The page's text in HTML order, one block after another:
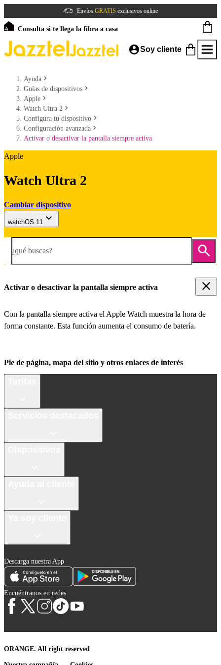
Envíos GRATIS exclusivos online
Consulta si te llega la fibra a casa
Soy cliente
Ayuda
Guías de dispositivos
Apple
Watch Ultra 2
Configura tu dispositivo
Configuración avanzada
Activar o desactivar la pantalla siempre activa
Apple
Watch Ultra 2
Cambiar dispositivo
watchOS 11
¿qué buscas?
Activar o desactivar la pantalla siempre activa
Con la pantalla siempre activa el Apple Watch muestra la hora de
forma constante. Esta función aumenta el consumo de batería.
Pie de página, mapa del sitio y otros enlaces de interés
Descarga nuestra App
Encuéntranos en redes
ORANGE. All right reserved